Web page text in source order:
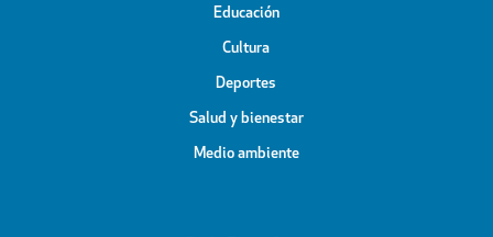
Educación
Cultura
Deportes
Salud y bienestar
Medio ambiente